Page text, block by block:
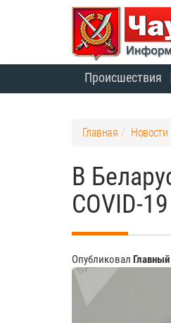
Происшествия
Главная Новости
В
COVID-19
Опубликовал